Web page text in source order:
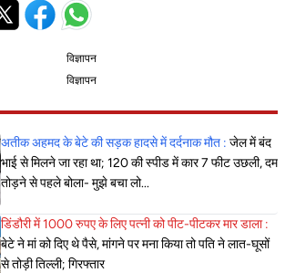
विज्ञापन
विज्ञापन
अतीक अहमद के बेटे की सड़क हादसे में दर्दनाक मौत : जेल में बंद
भाई से मिलने जा रहा था; 120 की स्पीड में कार 7 फीट उछली, दम
तोड़ने से पहले बोला- मुझे बचा लो...
डिंडौरी में 1000 रुपए के लिए पत्नी को पीट-पीटकर मार डाला :
बेटे ने मां को दिए थे पैसे, मांगने पर मना किया तो पति ने लात-घूसों
से तोड़ी तिल्ली; गिरफ्तार